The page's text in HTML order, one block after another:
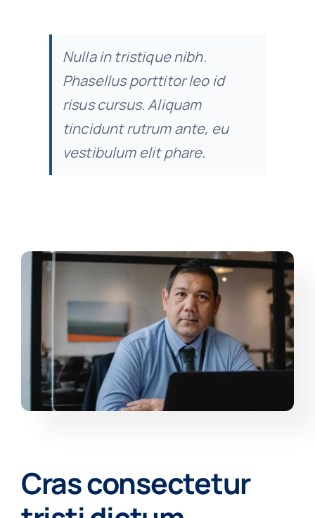
Nulla in tristique nibh.
Phasellus porttitor leo id
risus cursus. Aliquam
tincidunt rutrum ante, eu
vestibulum elit phare.
Cras consectetur